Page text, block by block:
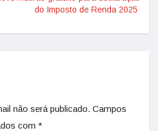
do Imposto de Renda 2025
não será publicado. Campos
com *